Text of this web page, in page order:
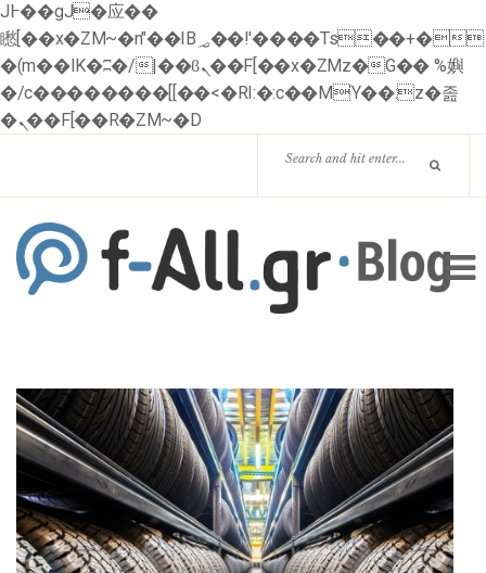
J߅��gJ�应��
矁[��x�ZM~�n"��IB؃��!'����Тѕ��+�
�(m��IK�ʭ�/|��ϐܢ��F[��x�ZMz�G�� %嬩
�/c��������[[��<�RI:�:c��MΎ��:z�졾
�ܢ��F[��R�ZM~�D
ΚΑΤΗΓΟΡΙΕΣ
F-ALL